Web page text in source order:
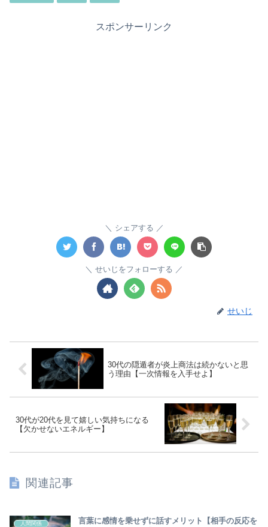
スポンサーリンク
シェアする
せいじをフォローする
せいじ
30代の隠遁者が炎上商法は続かないと思
う理由【一次情報を入手せよ】
30代が20代を見て嬉しい気持ちになる
【欠かせないエネルギー】
関連記事
人間関係
言葉に感情を乗せずに話すメリット【相手の反応を